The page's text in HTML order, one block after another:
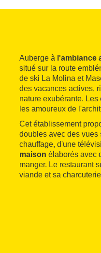
Auberge à l'ambiance
situé sur la route
de ski La Molina et
des vacances actives,
nature exubérante.
les amoureux de
Cet établissement
doubles avec des
chauffage, d'une
maison élaborés avec
manger. Le restaurant
viande et sa